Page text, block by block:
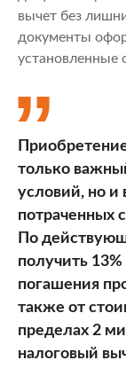
вычет без
документы
установленные
только
условий, но и
потраченных
По
получить
погашения
также от
пределах 2
налоговый